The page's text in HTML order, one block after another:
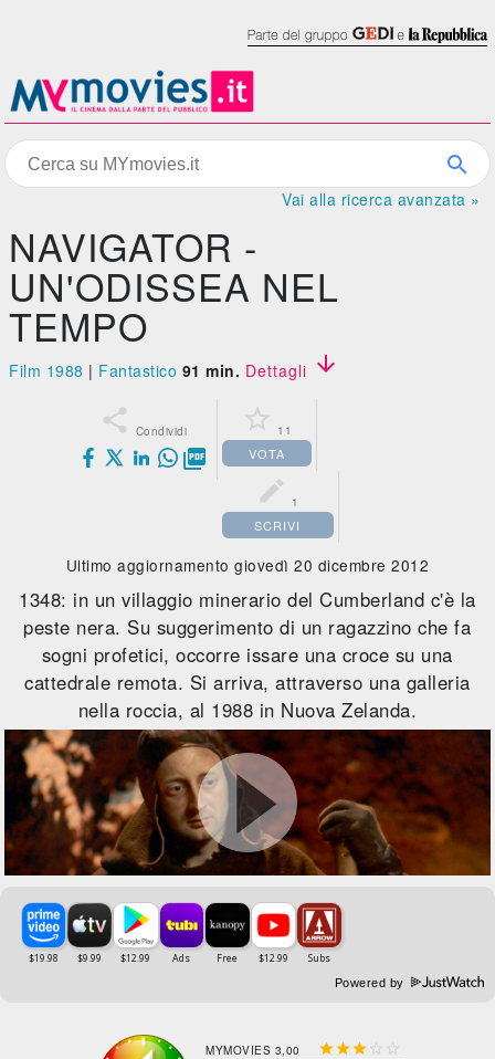
Vai alla ricerca avanzata »
NAVIGATOR -
UN'ODISSEA NEL
TEMPO
Film 1988 | Fantastico 91 min. Dettagli 
 Condividi

 11
VOTA
 1
SCRIVI
Ultimo aggiornamento giovedì 20 dicembre 2012
1348: in un villaggio minerario del Cumberland c'è la
peste nera. Su suggerimento di un ragazzino che fa
sogni profetici, occorre issare una croce su una
cattedrale remota. Si arriva, attraverso una galleria
nella roccia, al 1988 in Nuova Zelanda.
Powered by
MYMOVIES 3,00   